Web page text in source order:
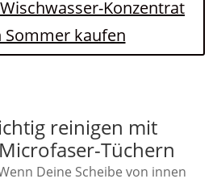
Konzentrat
Sommer kaufen
reinigen mit
Tüchern
Deine Scheibe von innen